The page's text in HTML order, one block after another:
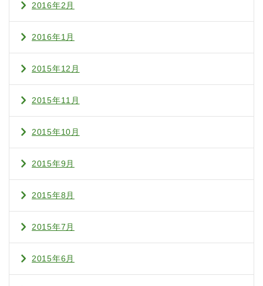
2016年2月
2016年1月
2015年12月
2015年11月
2015年10月
2015年9月
2015年8月
2015年7月
2015年6月